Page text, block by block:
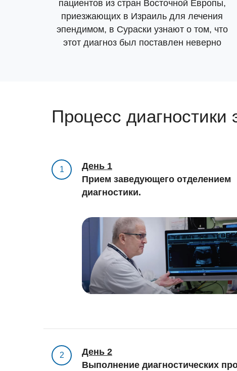
пациентов из стран Восточной Европы,
приезжающих в Израиль для лечения
эпендимом, в Сураски узнают о том, что
этот диагноз был поставлен неверно
Процесс
1
День 1
Прием заведующего отделением
диагностики.
2
День 2
Выполнение диагностических